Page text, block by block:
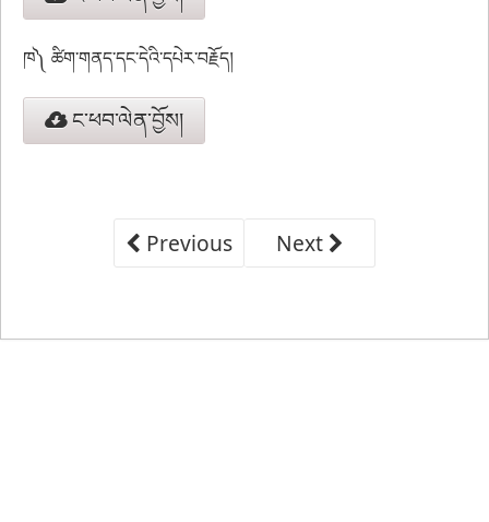
ཁ༽ ཚིག་གནད་དང་དེའི་དཔེར་བརྗོད།
ང་ཕབ་ལེན་བྱོས།
Previous Next